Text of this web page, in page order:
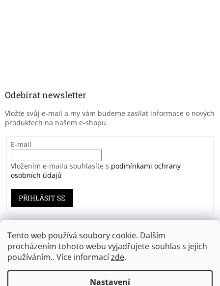
Tento web používá soubory cookie. Dalším
procházením tohoto webu vyjadřujete souhlas s jejich
používáním.. Více informacízde.
Nastavení
Odebírat newsletter
Vložte svůj e-mail a my vám budeme zasílat informace o nových
produktech na našem e-shopu.
E-mail
Vložením e-mailu souhlasíte s podmínkami ochrany
osobních údajů
PŘIHLÁSIT SE
Záruka spokojenosti